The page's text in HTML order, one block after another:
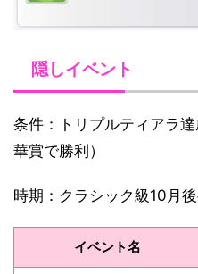
隠しイベント
条件：トリプルティアラ
華賞で勝利）
時期：クラシック級10月
イベント名